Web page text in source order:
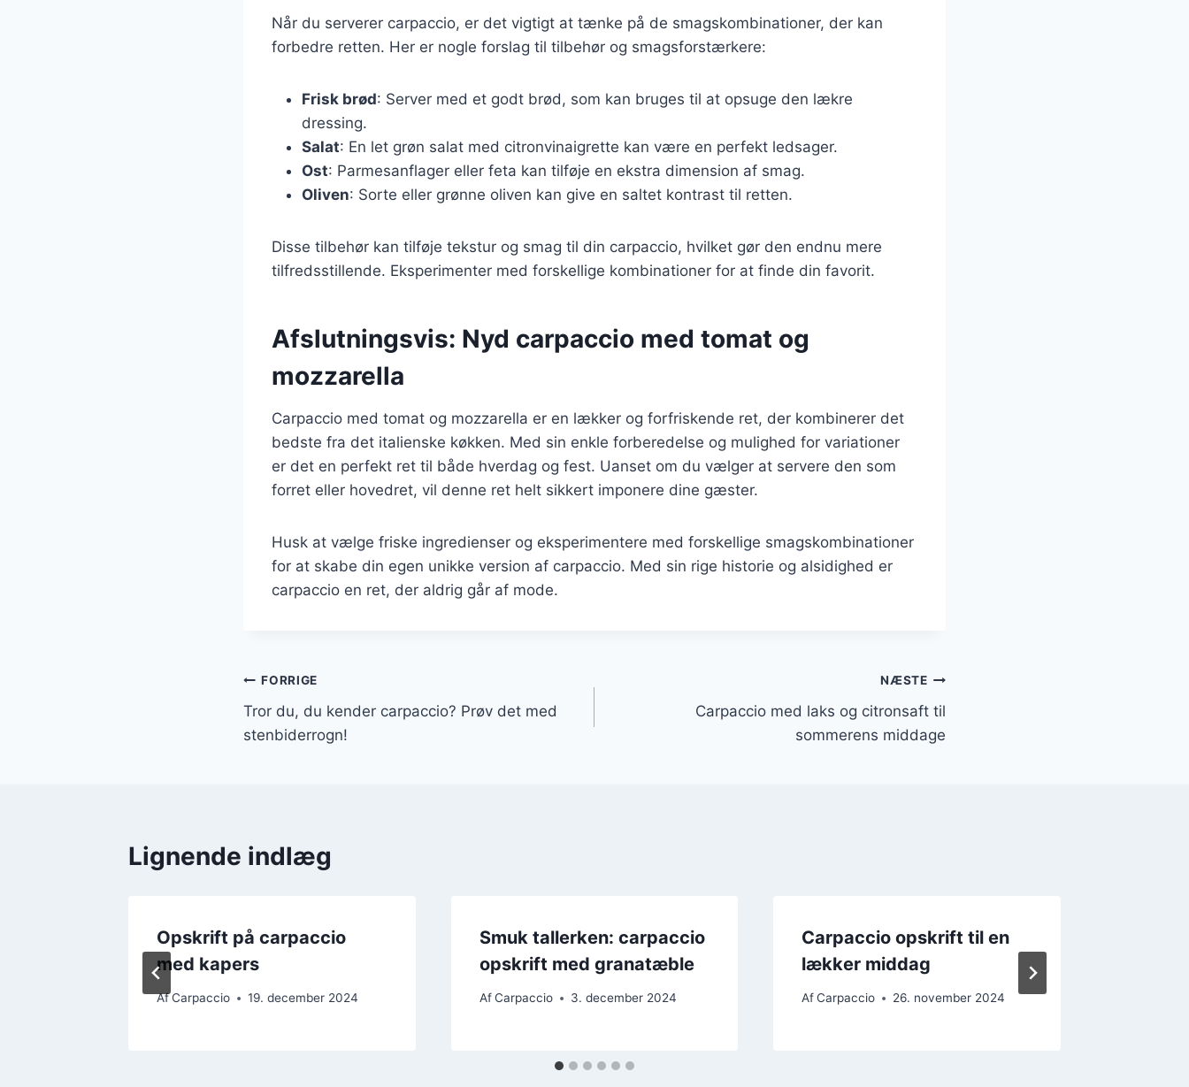
Når du serverer carpaccio, er det vigtigt at tænke på de smagskombinationer, der kan
forbedre retten. Her er nogle forslag til tilbehør og smagsforstærkere:
Frisk brød: Server med et godt brød, som kan bruges til at opsuge den lækre
dressing.
Salat: En let grøn salat med citronvinaigrette kan være en perfekt ledsager.
Ost: Parmesanflager eller feta kan tilføje en ekstra dimension af smag.
Oliven: Sorte eller grønne oliven kan give en saltet kontrast til retten.
Disse tilbehør kan tilføje tekstur og smag til din carpaccio, hvilket gør den endnu mere
tilfredsstillende. Eksperimenter med forskellige kombinationer for at finde din favorit.
Afslutningsvis: Nyd carpaccio med tomat og
mozzarella
Carpaccio med tomat og mozzarella er en lækker og forfriskende ret, der kombinerer det
bedste fra det italienske køkken. Med sin enkle forberedelse og mulighed for variationer
er det en perfekt ret til både hverdag og fest. Uanset om du vælger at servere den som
forret eller hovedret, vil denne ret helt sikkert imponere dine gæster.
Husk at vælge friske ingredienser og eksperimentere med forskellige smagskombinationer
for at skabe din egen unikke version af carpaccio. Med sin rige historie og alsidighed er
carpaccio en ret, der aldrig går af mode.
Indlægsnavigation
FORRIGE
Tror du, du kender carpaccio? Prøv det med
stenbiderrogn!
NÆSTE
Carpaccio med laks og citronsaft til
sommerens middage
Lignende indlæg
Opskrift på carpaccio
med kapers
AfCarpaccio 19. december 2024
Smuk tallerken: carpaccio
opskrift med granatæble
Af Carpaccio 3. december 2024
Carpaccio opskrift til en
lækker middag
Af Carpaccio 26. november 2024